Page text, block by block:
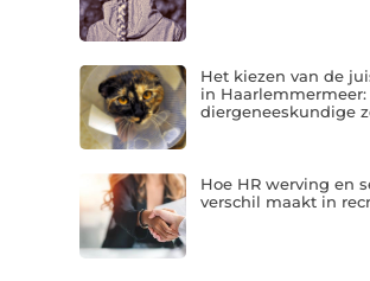
Het kiezen van de
in
diergeneeskundige
Hoe HR werving en
verschil maakt in